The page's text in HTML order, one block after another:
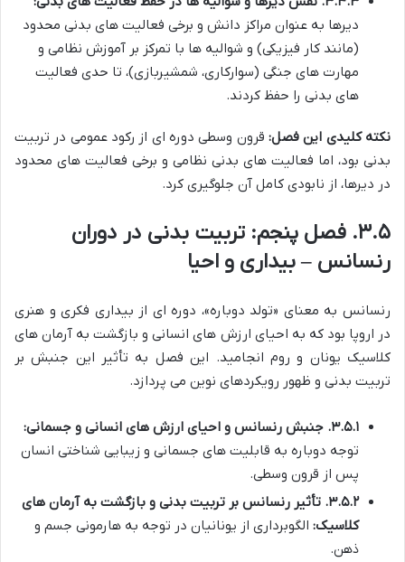
دیرها به عنوان مراکز دانش و برخی فعالیت های بدنی محدود
(مانند کار فیزیکی) و شوالیه ها با تمرکز بر آموزش نظامی و
مهارت های جنگی (سوارکاری، شمشیربازی)، تا حدی فعالیت
های بدنی را حفظ کردند.
نکته کلیدی این فصل: قرون وسطی دوره ای از رکود عمومی در تربیت
بدنی بود، اما فعالیت های بدنی نظامی و برخی فعالیت های محدود
در دیرها، از نابودی کامل آن جلوگیری کرد.
۳.۵. فصل پنجم: تربیت بدنی در دوران
رنسانس – بیداری و احیا
رنسانس به معنای «تولد دوباره»، دوره ای از بیداری فکری و هنری
در اروپا بود که به احیای ارزش های انسانی و بازگشت به آرمان های
کلاسیک یونان و روم انجامید. این فصل به تأثیر این جنبش بر
تربیت بدنی و ظهور رویکردهای نوین می پردازد.
۳.۵.۱. جنبش رنسانس و احیای ارزش های انسانی و جسمانی:
توجه دوباره به قابلیت های جسمانی و زیبایی شناختی انسان
پس از قرون وسطی.
۳.۵.۲. تأثیر رنسانس بر تربیت بدنی و بازگشت به آرمان های
کلاسیک: الگوبرداری از یونانیان در توجه به هارمونی جسم و
ذهن.